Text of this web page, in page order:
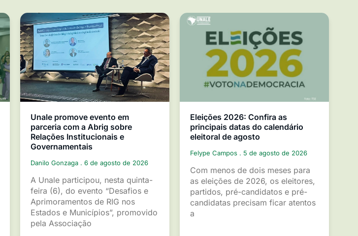
Unale promove evento em
parceria com a Abrig sobre
Relações Institucionais e
Governamentais
Danilo Gonzaga 6 de agosto de 2026
A Unale participou, nesta quinta-
feira (6), do evento “Desafios e
Aprimoramentos de RIG nos
Estados e Municípios”, promovido
pela Associação
Eleições 2026: Confira as
principais datas do calendário
eleitoral de agosto
Felype Campos 5 de agosto de 2026
Com menos de dois meses para
as eleições de 2026, os eleitores,
partidos, pré-candidatos e pré-
candidatas precisam ficar atentos
a